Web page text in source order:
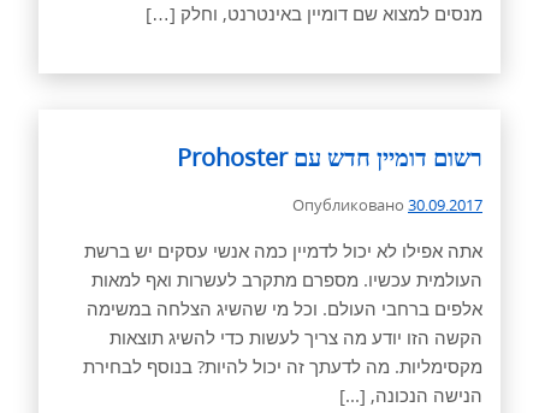
מנסים למצוא שם דומיין באינטרנט, וחלק […]
רשום דומיין חדש עם Prohoster
Опубликовано 30.09.2017
אתה אפילו לא יכול לדמיין כמה אנשי עסקים יש ברשת
העולמית עכשיו. מספרם מתקרב לעשרות ואף למאות
אלפים ברחבי העולם. וכל מי שהשיג הצלחה במשימה
הקשה הזו יודע מה צריך לעשות כדי להשיג תוצאות
מקסימליות. מה לדעתך זה יכול להיות? בנוסף לבחירת
הנישה הנכונה, [...]